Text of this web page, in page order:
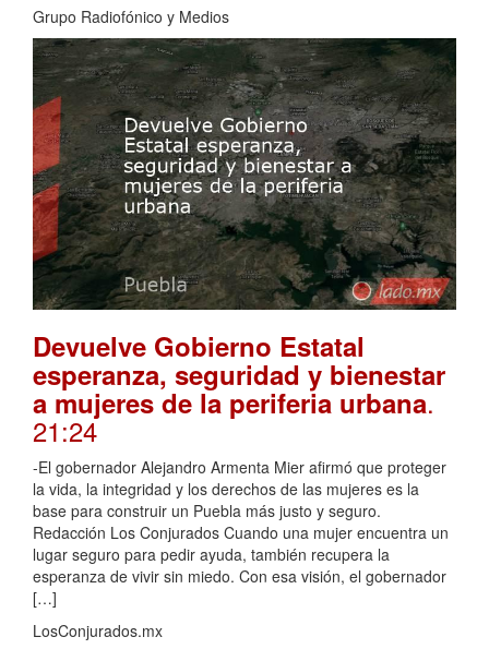
Grupo Radiofónico y Medios
Devuelve Gobierno Estatal
esperanza, seguridad y bienestar
a mujeres de la periferia urbana.
21:24
-El gobernador Alejandro Armenta Mier afirmó que proteger
la vida, la integridad y los derechos de las mujeres es la
base para construir un Puebla más justo y seguro.
Redacción Los Conjurados Cuando una mujer encuentra un
lugar seguro para pedir ayuda, también recupera la
esperanza de vivir sin miedo. Con esa visión, el gobernador
[…]
LosConjurados.mx